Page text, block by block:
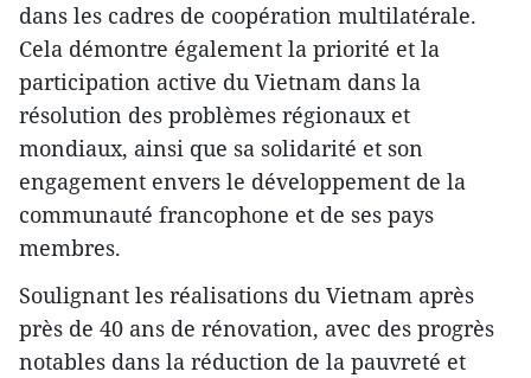
dans les cadres de coopération multilatérale.
Cela démontre également la priorité et la
participation active du Vietnam dans la
résolution des problèmes régionaux et
mondiaux, ainsi que sa solidarité et son
engagement envers le développement de la
communauté francophone et de ses pays
membres.
Soulignant les réalisations du Vietnam après
près de 40 ans de rénovation, avec des progrès
notables dans la réduction de la pauvreté et